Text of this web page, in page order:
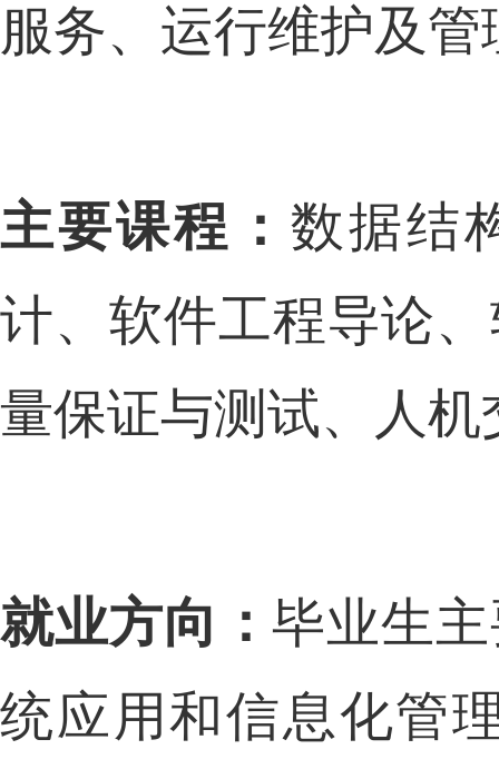
服务、运行维护及
主要课程： 数据结
计、软件工程导论
量保证与测试、人
就业方向： 毕业生
统应用和信息化管